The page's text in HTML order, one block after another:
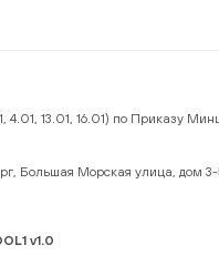
4.01, 13.01, 16.01) по Приказу
Большая Морская улица, дом
v1.0